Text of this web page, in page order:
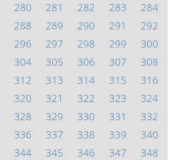
280 281 282 283
284
288 289 290 291
292
296 297 298 299
300
304 305 306 307
308
312 313 314 315
316
320 321 322 323
324
328 329 330 331
332
336 337 338 339
340
344 345 346 347 348